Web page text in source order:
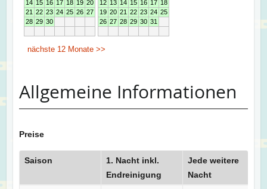
Allgemeine Informationen
Preise
Saison
1. Nacht inkl.
Endreinigung
Jede weitere
Nacht